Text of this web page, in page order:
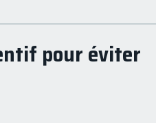
pour éviter